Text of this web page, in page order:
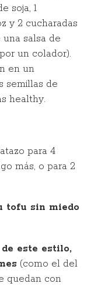
soja, 1
y 2 cucharadas
salsa de
un colador).
en un
semillas de
healthy.
para 4
más, o para 2
tofu sin miedo
este estilo,
(como el del
quedan con